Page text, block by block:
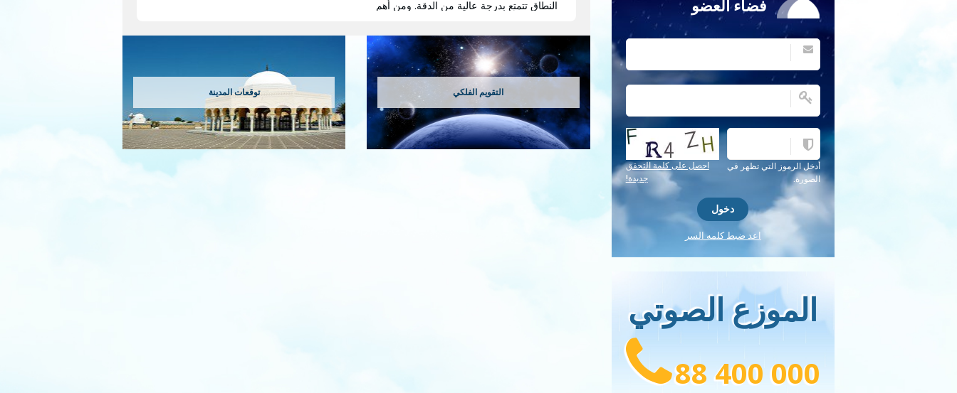
النطاق تتمتع بدرجة عالية من الدقة. ومن أهم
بتحديد مواقع الرجات الأرضية بعد تحليل
البيانات الزلزالية هي الموقع الجغرافي
لمركز الرجة، تاريخ وتوقيت حدوثها وقوتها.
الهدف: من أهم أهداف إنجاز الخريطة
السيسموتكتونية للبلاد التونسية هي تحديد
المناطق الأكثر عرضة للمخاطر الزلزالية.
وتتمركز هذه المناطق بشمال البلاد و خليج
توقعات المدينة التقويم الفلكي
فضاء العضو
أدخل الرموز التي تظهر في
الصورة.
احصل على كلمة التحقق
جديدة!
اعد ضبط كلمه السر
الموزع الصوتي
88 400 000